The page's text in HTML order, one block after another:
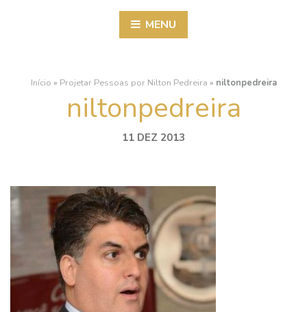
MENU
Início » Projetar Pessoas por Nilton Pedreira » niltonpedreira
niltonpedreira
11 DEZ 2013